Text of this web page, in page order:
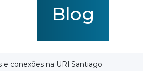
Blog
conexões na URI Santiago